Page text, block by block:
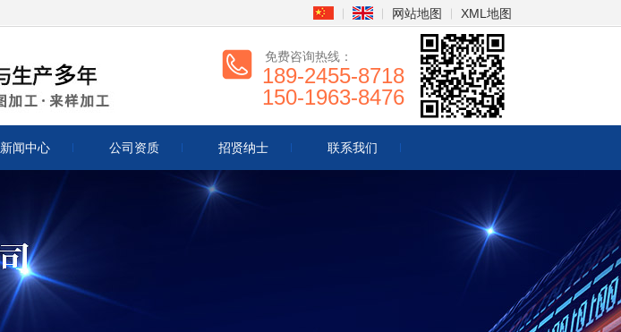
网站地图 XML地图
免费咨询热线：
189-2455-8718
150-1963-8476
新闻中心 公司资质 招贤纳士 联系我们